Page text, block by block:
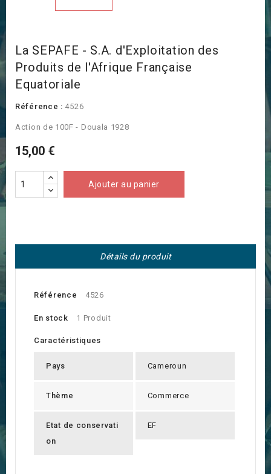
La SEPAFE - S.A. d'Exploitation des
Produits de l'Afrique Française
Equatoriale
Référence : 4526
Action de 100F - Douala 1928
15,00 €
Ajouter au panier
Détails du produit
Référence 4526
En stock 1 Produit
Caractéristiques
Pays Cameroun
Thème Commerce
Etat de conservati
on
EF